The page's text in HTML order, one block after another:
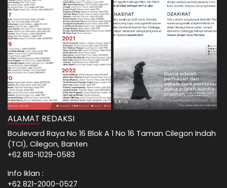
ALAMAT REDAKSI
Boulevard Raya No 16 Blok A 1 No 16 Taman Cilegon Indah
(TCI), Cilegon, Banten
+62 813-1029-0583
Info Iklan :
+62 821-2000-0527